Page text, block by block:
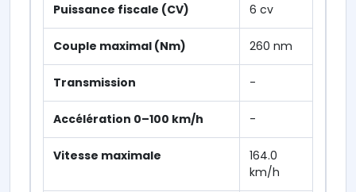
Puissance fiscale (CV) 6 cv
Couple maximal (Nm) 260 nm
Transmission -
Accélération 0–100 km/h -
Vitesse maximale
164.0
km/h